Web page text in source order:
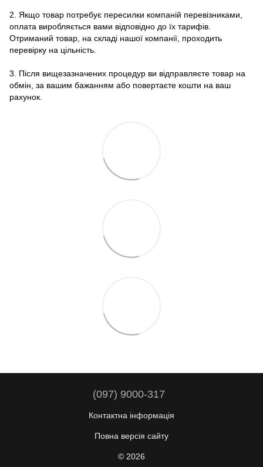
2. Якщо товар потребує пересилки компаній перевізниками,
оплата виробляється вами відповідно до їх тарифів.
Отриманий товар, на складі нашої компанії, проходить
перевірку на цільність.
3. Після вищезазначених процедур ви відправляєте товар на
обмін, за вашим бажанням або повертаєте кошти на ваш
рахунок.
(097) 9000-317
Контактна інформація
Повна версія сайту
© 2026